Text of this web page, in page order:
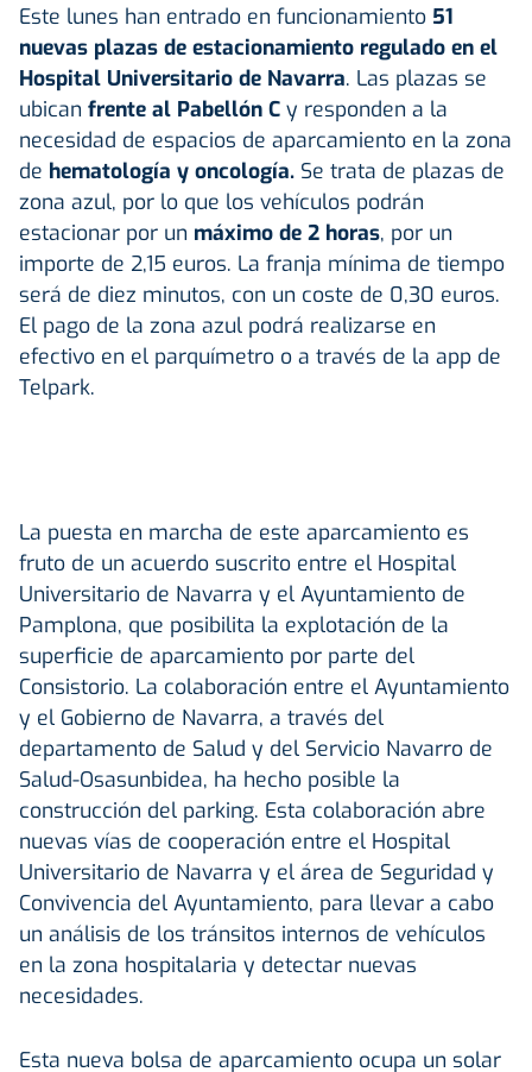
Este lunes han entrado en funcionamiento 51
nuevas plazas de estacionamiento regulado en el
Hospital Universitario de Navarra. Las plazas se
ubican frente al Pabellón C y responden a la
necesidad de espacios de aparcamiento en la zona
de hematología y oncología. Se trata de plazas de
zona azul, por lo que los vehículos podrán
estacionar por un máximo de 2 horas, por un
importe de 2,15 euros. La franja mínima de tiempo
será de diez minutos, con un coste de 0,30 euros.
El pago de la zona azul podrá realizarse en
efectivo en el parquímetro o a través de la app de
Telpark.
La puesta en marcha de este aparcamiento es
fruto de un acuerdo suscrito entre el Hospital
Universitario de Navarra y el Ayuntamiento de
Pamplona, que posibilita la explotación de la
superficie de aparcamiento por parte del
Consistorio. La colaboración entre el Ayuntamiento
y el Gobierno de Navarra, a través del
departamento de Salud y del Servicio Navarro de
Salud-Osasunbidea, ha hecho posible la
construcción del parking. Esta colaboración abre
nuevas vías de cooperación entre el Hospital
Universitario de Navarra y el área de Seguridad y
Convivencia del Ayuntamiento, para llevar a cabo
un análisis de los tránsitos internos de vehículos
en la zona hospitalaria y detectar nuevas
necesidades.
Esta nueva bolsa de aparcamiento ocupa un solar